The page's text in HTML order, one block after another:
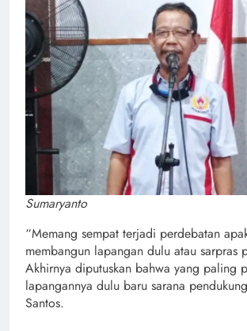
Sumaryanto
“Memang sempat terjadi perdebatan
membangun lapangan dulu atau sarpras
Akhirnya diputuskan bahwa yang paling
lapangannya dulu baru sarana
Santos.